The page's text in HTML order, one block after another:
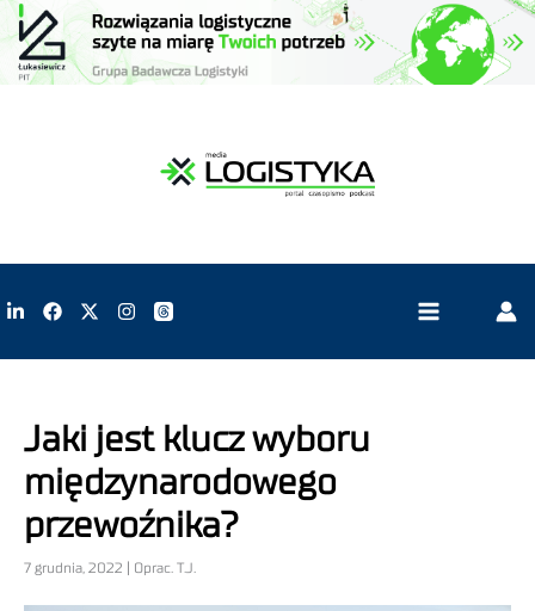
Jaki jest klucz wyboru
międzynarodowego
przewoźnika?
7 grudnia, 2022 | Oprac. T.J.